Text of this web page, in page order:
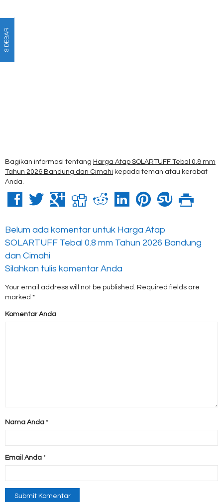
Bagikan informasi tentang Harga Atap SOLARTUFF Tebal 0.8 mm
Tahun 2026 Bandung dan Cimahi kepada teman atau kerabat
Anda.
Belum ada komentar untuk Harga Atap
SOLARTUFF Tebal 0.8 mm Tahun 2026 Bandung
dan Cimahi
Silahkan tulis komentar Anda
Your email address will not be published. Required fields are
marked *
Komentar Anda
Nama Anda *
Email Anda *
SIDEBAR